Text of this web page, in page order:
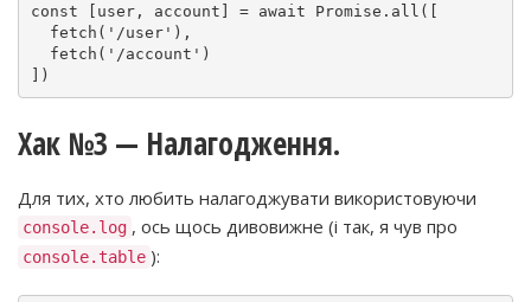
const [user, account] = await Promise.all([
])
Хак №3 — Налагодження.
Для тих, хто любить налагоджувати використовуючи
console.log , ось щось дивовижне (і так, я чув про
console.table ):